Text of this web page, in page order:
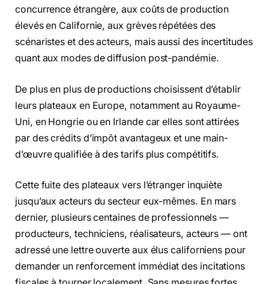
concurrence étrangère, aux coûts de production
élevés en Californie, aux grèves répétées des
scénaristes et des acteurs, mais aussi des incertitudes
quant aux modes de diffusion post-pandémie.
De plus en plus de productions choisissent d’établir
leurs plateaux en Europe, notamment au Royaume-
Uni, en Hongrie ou en Irlande car elles sont attirées
par des crédits d’impôt avantageux et une main-
d’œuvre qualifiée à des tarifs plus compétitifs.
Cette fuite des plateaux vers l’étranger inquiète
jusqu’aux acteurs du secteur eux-mêmes. En mars
dernier, plusieurs centaines de professionnels —
producteurs, techniciens, réalisateurs, acteurs — ont
adressé une lettre ouverte aux élus californiens pour
demander un renforcement immédiat des incitations